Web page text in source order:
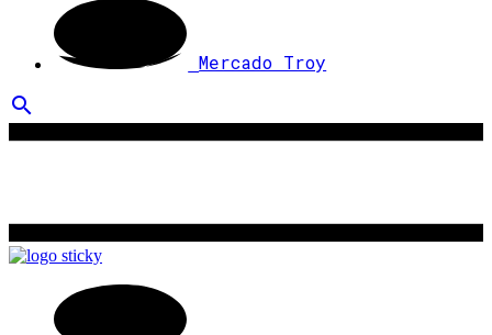
Mercado Troy
search